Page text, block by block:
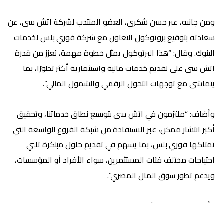
ومن جانبه، عبر حسن شكري، العضو المنتدب لشركة اتش سى، عن
سعادته بتوقيع بروتوكول التعاون مع شركة فوري بلس لخدمات
البنوك. وقال: “هذا البرتوكول يمثل خطوة مهمة، تعزز من قدرة
اتش سى على تقديم خدمات مالية واستثمارية أكثر تطورًا، بما
يتماشى مع توجهات التحول الرقمي والشمول المالي”.
وأضاف: “ملتزمون في اتش سى بتوسيع نطاق خدماتنا، وتحقيق
أكبر انتشار ممكن، عبر الاستفادة من شبكة الفروع الواسعة التي
تمتلكها فوري بلس، بما يسهم في تقديم حلول مبتكرة تلبي
احتياجات مختلف فئات المستثمرين، سواء الأفراد أو المؤسسات،
ويدعم تطور سوق المال المصري”.